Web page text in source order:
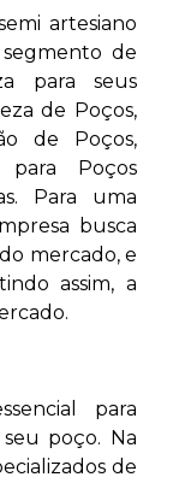
artesiano
de
para seus
de Poços,
de Poços,
Poços
Para uma
busca
mercado, e
assim, a
para
poço. Na
de